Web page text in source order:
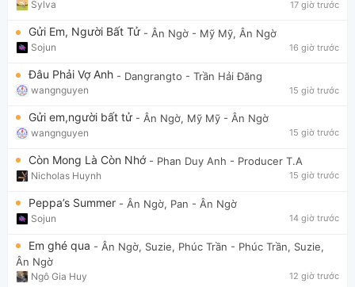
Sylva 17 giờ trước
Gửi Em, Người Bất Tử - Ân Ngờ - Mỹ Mỹ, Ân Ngờ
Sojun 16 giờ trước
Đâu Phải Vợ Anh - Dangrangto - Trần Hải Đăng
wangnguyen 15 giờ trước
Gửi em,người bất tử - Ân Ngờ, Mỹ Mỹ - Ân Ngờ
wangnguyen 15 giờ trước
Còn Mong Là Còn Nhớ - Phan Duy Anh - Producer T.A
Nicholas Huynh 15 giờ trước
Peppa’s Summer - Ân Ngờ, Pan - Ân Ngờ
Sojun 14 giờ trước
Em ghé qua - Ân Ngờ, Suzie, Phúc Trần - Phúc Trần, Suzie,
Ân Ngờ
Ngô Gia Huy 12 giờ trước